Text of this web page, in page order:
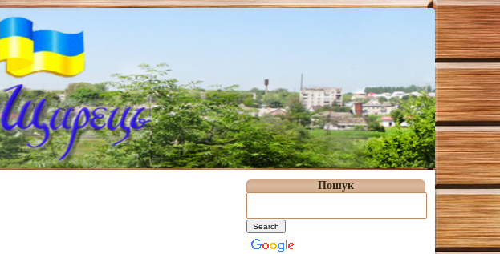
Пошук